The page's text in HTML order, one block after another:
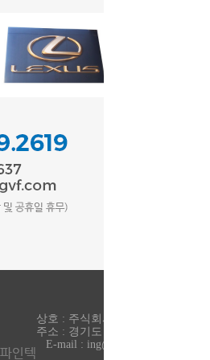
상호 : 주식회사 아이엔지파인텍
주소 : 경기도 파주시 조리읍 매봉
E-mail : ing@ingvf.com